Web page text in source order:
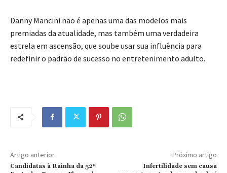
Danny Mancini não é apenas uma das modelos mais
premiadas da atualidade, mas também uma verdadeira
estrela em ascensão, que soube usar sua influência para
redefinir o padrão de sucesso no entretenimento adulto.
Artigo anterior
Candidatas à Rainha da 52ª
Próximo artigo
Infertilidade sem causa